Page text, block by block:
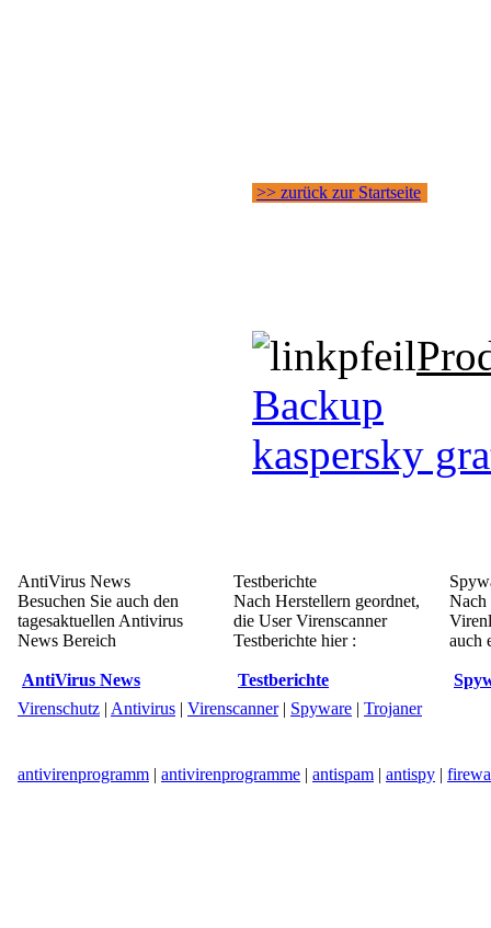
>> zurück zur Startseite
Backup
kaspersky
AntiVirus News
Besuchen Sie auch den
tagesaktuellen Antivirus
News Bereich
AntiVirus News
Testberichte
Nach Herstellern geordnet,
die User Virenscanner
Testberichte hier :
Testberichte
Nach
auch
Virenschutz | Antivirus | Virenscanner| Spyware | Trojaner
antivirenprogramm | antivirenprogramme | antispam | antispy |